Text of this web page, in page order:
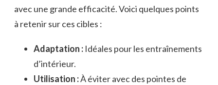
avec une grande efficacité. Voici quelques points
à retenir sur ces cibles :
Adaptation : Idéales pour les entraînements
d’intérieur.
Utilisation :À éviter avec des pointes de